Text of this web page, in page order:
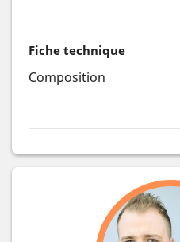
Fiche technique
Composition